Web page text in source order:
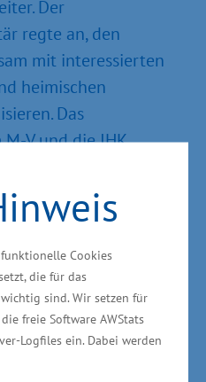
Cookies
die für das
sind. Wir setzen für
freie Software AWStats
Logfiles ein. Dabei werden
Der
regte an, den
mit interessierten
heimischen
Das
V und die IHK
Leadpartnerschaft
Gespräche mit
Geschäftsführer
begonnen.
zu mehr eigener